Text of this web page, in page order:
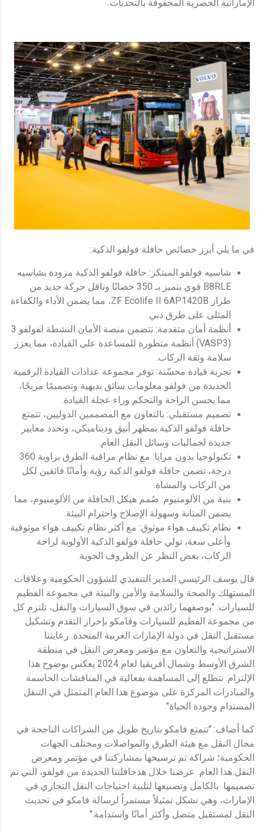
الإماراتية الحضرية المحفوفة بالتحديات.
في ما يلي أبرز خصائص حافلة فولفو الذكية:
شاسيه فولفو المبتكر: حافلة فولفو الذكية مزودة بشاسيه
B8RLE قوي يتميز بـ 350 حصانًا وناقل حركة جديد من
طراز ZF Ecolife II 6AP1420B، مما يضمن الأداء والكفاءة
المثلى على طرق دبي.
أنظمة أمان متقدمة: تتضمن منصة الأمان النشطة لفولفو 3
(VASP3) أنظمة متطورة للمساعدة على القيادة، مما يعزز
سلامة وثقة الركاب.
تجربة قيادة محسّنة: توفر مجموعة عدادات القيادة الرقمية
الجديدة من فولفو معلومات سائق بديهية وتصميمًا مريحًا،
مما يحسن الراحة والتحكم وراء عجلة القيادة.
تصميم مستقبلي: بالتعاون مع المصممين الدوليين، تتمتع
حافلة فولفو الذكية بمظهر أنيق وديناميكي، وتحدد معايير
جديدة لجماليات وسائل النقل العام.
تكنولوجيا بدون مرايا: مع نظام مراقبة الطرق بزاوية 360
درجة، تضمن حافلة فولفو الذكية رؤية وأمانًا فائقين لكل
من الركاب والمشاة.
بنية من الألومنيوم: صُمم هيكل الحافلة من الألومنيوم، مما
يضمن المتانة وسهولة الإصلاح واحترام البيئة.
نظام تكييف هواء موثوق: مع أكثر نظام تكييف هواء موثوقية
وأعلى سعة، تولي حافلة فولفو الذكية الأولوية لراحة
الركاب، بغض النظر عن الظروف الجوية.
قال يوسف الرئيسي المدير التنفيذي للشؤون الحكومية وعلاقات
المستهلك والصحة والسلامة والأمن والبيئة في مجموعة الفطيم
للسيارات: "بوصفهما رائدين في سوق السيارات والنقل، تلتزم كل
من مجموعة الفطيم للسيارات وفامكو بإحراز التقدم وتشكيل
مستقبل النقل في دولة الإمارات العربية المتحدة. رعايتنا
الاستراتيجية والتعاون مع مؤتمر ومعرض النقل في منطقة
الشرق الأوسط وشمال أفريقيا لعام 2024 يعكس بوضوح هذا
الإلتزام. نتطلع إلى المساهمة بفعالية في المناقشات الحاسمة
والمبادرات المركزة على موضوع هذا العام المتمثل في التنقل
المستدام وجودة الحياة".
كما أضاف: "تتمتع فامكو بتاريخ طويل من الشراكات الناجحة في
مجال النقل مع هيئة الطرق والمواصلات ومختلف الجهات
الحكومية؛ شراكة تم ترسيخها بمشاركتنا في مؤتمر ومعرض
النقل هذا العام. عرضنا خلال هذحافلتنا الجديدة من فولفو، التي تم
تصميمها بالكامل وتصنيعها لتلبية احتياجات النقل التجاري في
الإمارات، وهي تشكل تمثيلاً مستمراً لرسالة فامكو في تحديث
النقل لمستقبل متصل وأكثر أمانًا واستدامة."